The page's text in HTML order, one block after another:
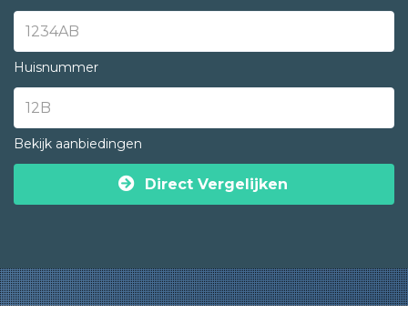
Huisnummer
Bekijk aanbiedingen
Direct Vergelijken